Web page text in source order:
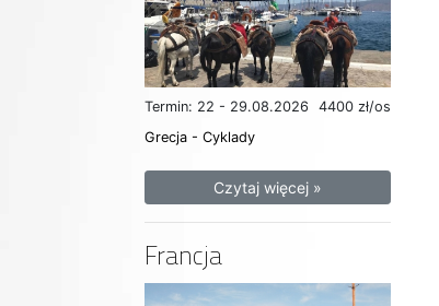
Termin: 22 - 29.08.2026
4400 zł/os
Grecja - Cyklady
Czytaj więcej »
Francja